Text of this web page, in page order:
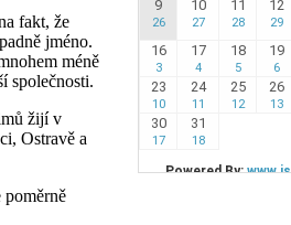
fakt, že
jméno.
méně
společnosti.
žijí v
Ostravě a